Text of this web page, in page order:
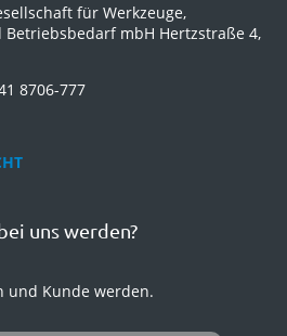
für Werkzeuge,
mbH Hertzstraße 4,
8706-777
uns werden?
und Kunde werden.